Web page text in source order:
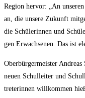
Regi­on her­vor: „An
an, die unse­re Zukunft
die Schü­le­rin­nen und
gen Erwach­se­nen. Das ist
Ober­bür­ger­meis­ter
neu­en Schul­lei­ter und
tre­te­rin­nen will­kom­men